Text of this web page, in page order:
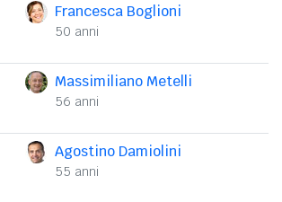
Francesca Boglioni
50 anni
Massimiliano Metelli
56 anni
Agostino Damiolini
55 anni